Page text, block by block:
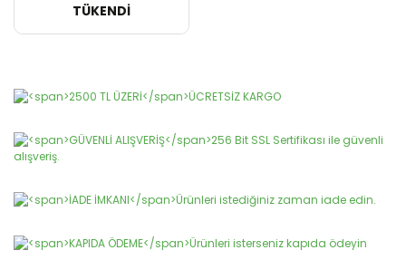
TÜKENDİ
SEPETE EKLE